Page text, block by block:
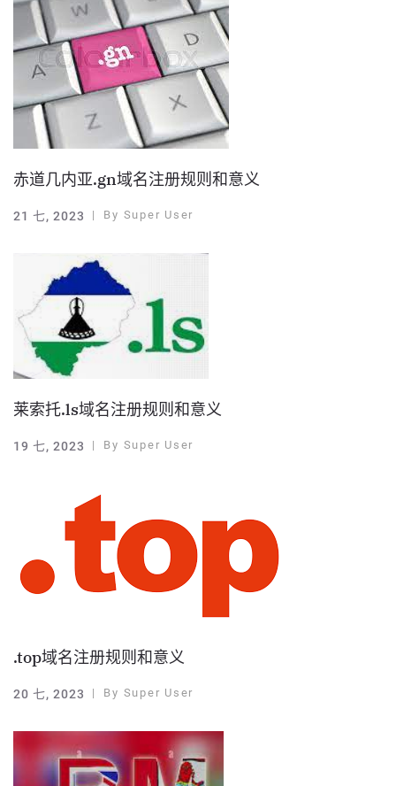
赤道几内亚.gn域名注册规则和意义
21 七, 2023 By Super User
莱索托.ls域名注册规则和意义
19 七, 2023 By Super User
.top域名注册规则和意义
20 七, 2023 By Super User